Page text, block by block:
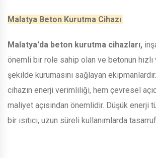
Malatya Beton Kurutma Cihazı
Malatya'da beton kurutma cihazları,
önemli bir role sahip olan ve betonun
şekilde kurumasını sağlayan
cihazın enerji verimliliği, hem çevresel
maliyet açısından önemlidir. Düşük enerji
bir ısıtıcı, uzun süreli kullanımlarda